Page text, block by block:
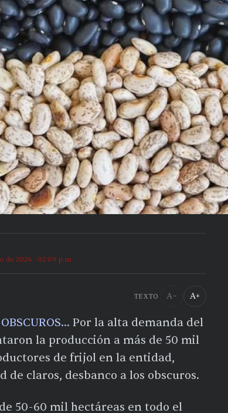
de 2026 · 02:09 p.m.
TEXTO A− A+
Por la alta demanda del
la producción a más de 50 mil
de frijol en la entidad,
claros, desbanco a los obscuros.
50-60 mil hectáreas en todo el